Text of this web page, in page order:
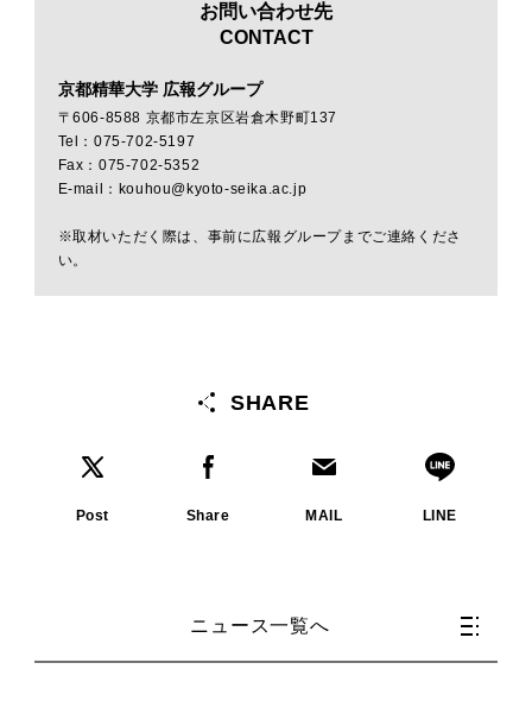
お問い合わせ先
CONTACT
京都精華大学 広報グループ
〒606-8588 京都市左京区岩倉木野町137
Tel：075-702-5197
Fax：075-702-5352
E-mail：kouhou@kyoto-seika.ac.jp
※取材いただく際は、事前に広報グループまでご連絡くださ
い。
SHARE
Post Share MAIL LINE
ニュース一覧へ